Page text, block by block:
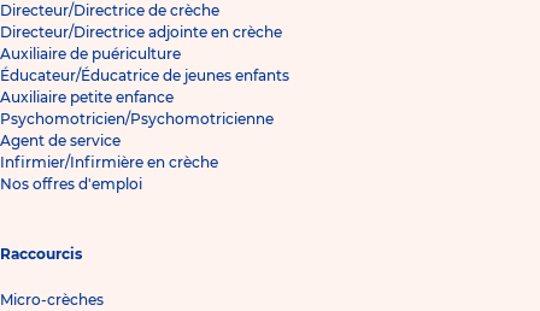
Directeur/Directrice de crèche
Directeur/Directrice adjointe en crèche
Auxiliaire de puériculture
Éducateur/Éducatrice de jeunes enfants
Auxiliaire petite enfance
Psychomotricien/Psychomotricienne
Agent de service
Infirmier/Infirmière en crèche
Nos offres d'emploi
Raccourcis
Micro-crèches